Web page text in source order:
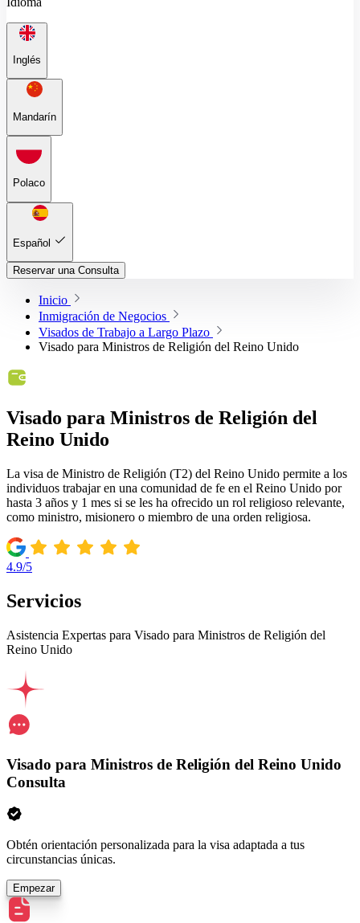
Inglés
Mandarín
Polaco
Español
Reservar una Consulta
Inicio
Inmigración de Negocios
Visados de Trabajo a Largo Plazo
Visado para Ministros de Religión del Reino Unido
Visado para Ministros de Religión del
Reino Unido
La visa de Ministro de Religión (T2) del Reino Unido permite a los
individuos trabajar en una comunidad de fe en el Reino Unido por
hasta 3 años y 1 mes si se les ha ofrecido un rol religioso relevante,
como ministro, misionero o miembro de una orden religiosa.
4.9/5
Servicios
Asistencia Expertas para Visado para Ministros de Religión del
Reino Unido
Visado para Ministros de Religión del Reino Unido
Consulta
Obtén orientación personalizada para la visa adaptada a tus
circunstancias únicas.
Empezar